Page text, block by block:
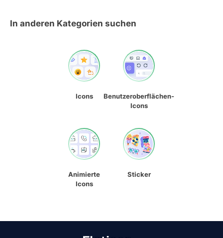
In anderen Kategorien suchen
Icons
Benutzeroberflächen-
Icons
Animierte
Icons
Sticker